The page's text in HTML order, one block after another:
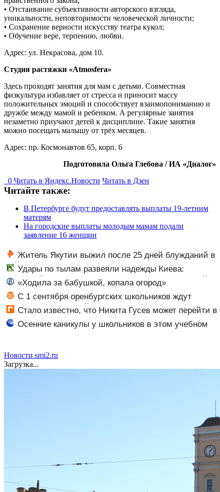
• Отстаивание субъективности авторского взгляда,
уникальности, неповторимости человеческой личности;
• Сохранение верности искусству театра кукол;
• Обучение вере, терпению, любви.
Адрес: ул. Некрасова, дом 10.
Студия растяжки «Atmosfera»
Здесь проходят занятия для мам с детьми. Совместная
физкультура избавляет от стресса и приносит массу
положительных эмоций и способствует взаимопониманию и
дружбе между мамой и ребенком. А регулярные занятия
незаметно приучают детей к дисциплине. Такие занятия
можно посещать малышу от трёх месяцев.
Адрес: пр. Космонавтов 65, корп. 6
Подготовила Ольга Глебова / ИА «Диалог»
0 Читать в Яндекс.Новости Читать в Дзен
Читайте также:
В Петербурге будут предоставлять выплаты 19-летним
матерям
На городские выплаты молодым мамам подали
заявление 16 женщин
Житель Якутии выжил после 25 дней блужданий в
тайгеУдары по тылам развеяли надежды Киева:
немецкий аналитик констатирует смену настроений »
PolitCentr-NEWS
«Ходила за бабушкой, копала огород»
С 1 сентября оренбургских школьников ждут
изменения в учебной программе
Стало известно, что Никита Гусев может перейти в
«Ак Барс»
Осенние каникулы у школьников в этом учебном
Новости smi2.ru
Загрузка...